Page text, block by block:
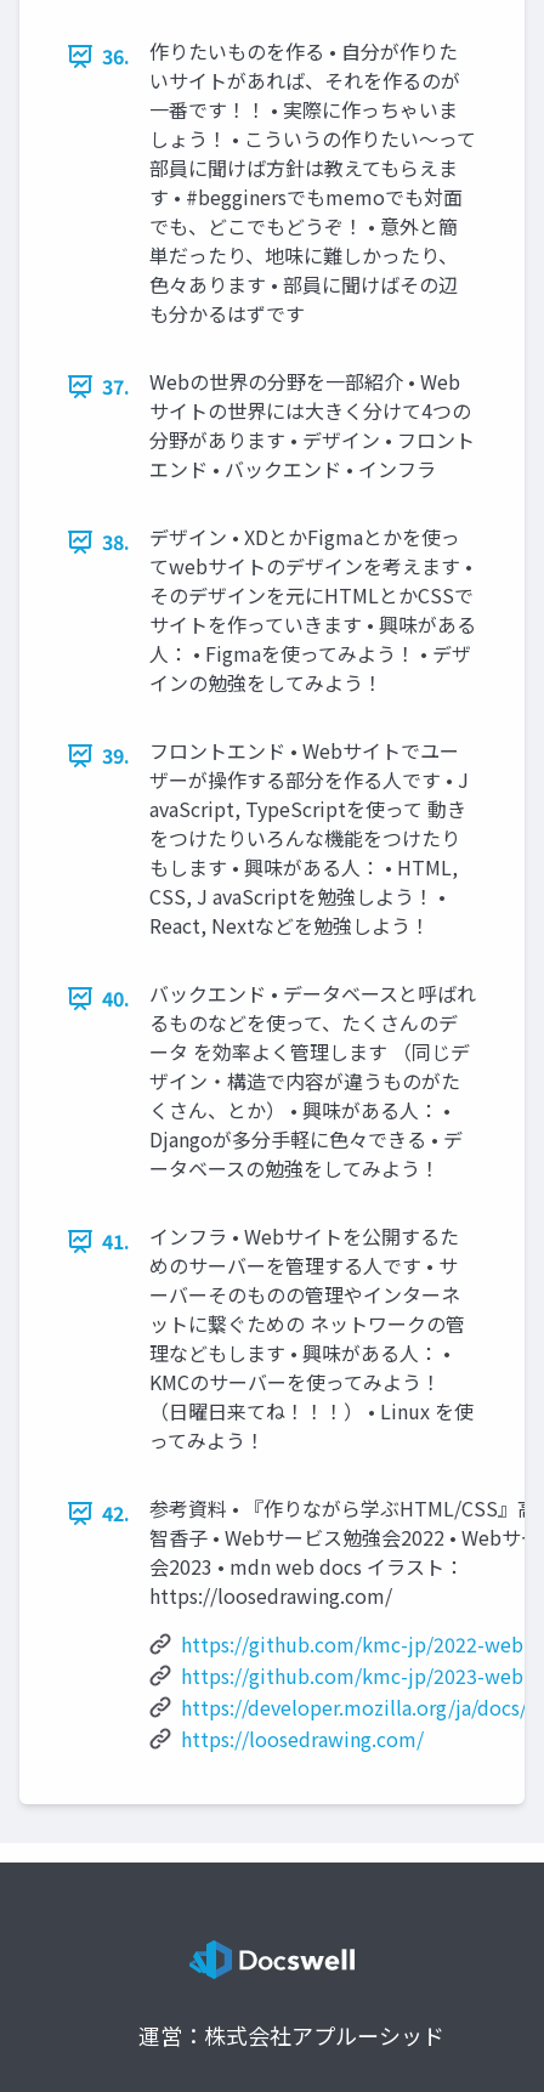
36.
作りたいものを作る • 自分が作りた
いサイトがあれば、それを作るのが
一番です！！ • 実際に作っちゃいま
しょう！ • こういうの作りたい～って
部員に聞けば方針は教えてもらえま
す • #begginersでもmemoでも対面
でも、どこでもどうぞ！ • 意外と簡
単だったり、地味に難しかったり、
色々あります • 部員に聞けばその辺
も分かるはずです
37.
Webの世界の分野を一部紹介 • Web
サイトの世界には大きく分けて4つの
分野があります • デザイン • フロント
エンド • バックエンド • インフラ
38.
デザイン • XDとかFigmaとかを使っ
てwebサイトのデザインを考えます •
そのデザインを元にHTMLとかCSSで
サイトを作っていきます • 興味がある
人： • Figmaを使ってみよう！ • デザ
インの勉強をしてみよう！
39.
フロントエンド • Webサイトでユー
ザーが操作する部分を作る人です • J
avaScript, TypeScriptを使って 動き
をつけたりいろんな機能をつけたり
もします • 興味がある人： • HTML,
CSS, J avaScriptを勉強しよう！ •
React, Nextなどを勉強しよう！
40.
バックエンド • データベースと呼ばれ
るものなどを使って、たくさんのデ
ータ を効率よく管理します （同じデ
ザイン・構造で内容が違うものがた
くさん、とか） • 興味がある人： •
Djangoが多分手軽に色々できる • デ
ータベースの勉強をしてみよう！
41.
インフラ • Webサイトを公開するた
めのサーバーを管理する人です • サ
ーバーそのものの管理やインターネ
ットに繋ぐための ネットワークの管
理などもします • 興味がある人： •
KMCのサーバーを使ってみよう！
（日曜日来てね！！！） • Linux を使
ってみよう！
42.
参考資料 • 『作りながら学ぶHTML/CSS』
智香子 • Webサービス勉強会2022 • Webサ
会2023 • mdn web docs イラスト：
https://loosedrawing.com/
https://github.com/kmc-jp/2022-web
https://github.com/kmc-jp/2023-web
https://developer.mozilla.org/ja/docs/
https://loosedrawing.com/
運営：株式会社アプルーシッド